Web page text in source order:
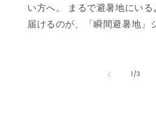
い方へ。 まるで避暑地にい
届けるのが、「瞬間避暑地
うな“ずっと触れていたくな
1/の
3